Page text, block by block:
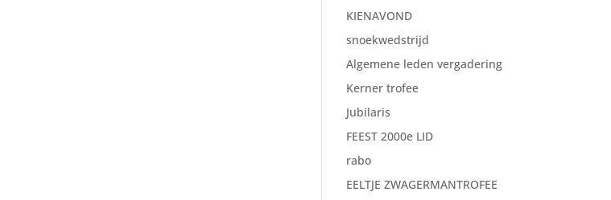
KIENAVOND
snoekwedstrijd
Algemene leden vergadering
Kerner trofee
Jubilaris
FEEST 2000e LID
rabo
EELTJE ZWAGERMANTROFEE